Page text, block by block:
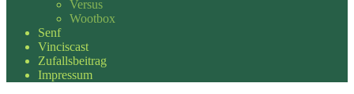
Versus
Wootbox
Senf
Vinciscast
Zufallsbeitrag
Impressum